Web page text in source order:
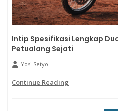
Intip Spesifikasi Lengkap
Petualang Sejati
Yosi Setyo
Continue Reading